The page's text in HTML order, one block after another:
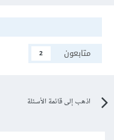
متابعون
2
اذهب إلى قائمة الأسئلة